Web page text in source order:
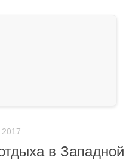
в Западной